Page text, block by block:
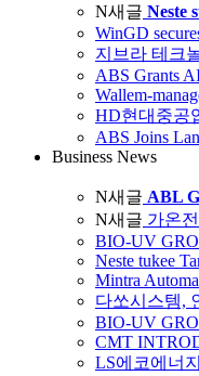
N새글 Neste
WinGD
지브라 테크
ABS Grants
Wallem-
HD현대중공
ABS Joins
Business News
N새글 ABL
N새글 가온
BIO-UV
Neste tukee
Mintra
다쏘시스템,
BIO-UV
CMT
LS에코에너